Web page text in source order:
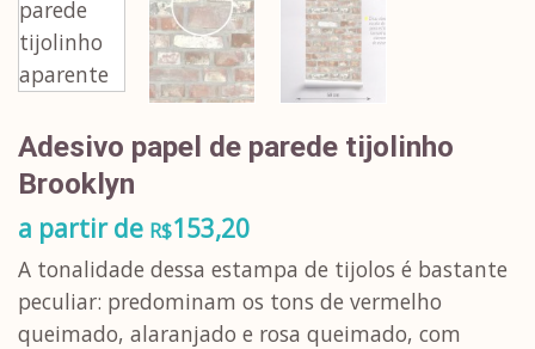
Adesivo papel de parede tijolinho
Brooklyn
a partir de R$153,20
A tonalidade dessa estampa de tijolos é bastante
peculiar: predominam os tons de vermelho
queimado, alaranjado e rosa queimado, com